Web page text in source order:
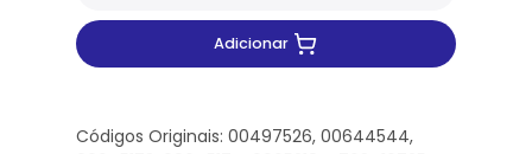
Adicionar
Códigos Originais: 00497526, 00644544,